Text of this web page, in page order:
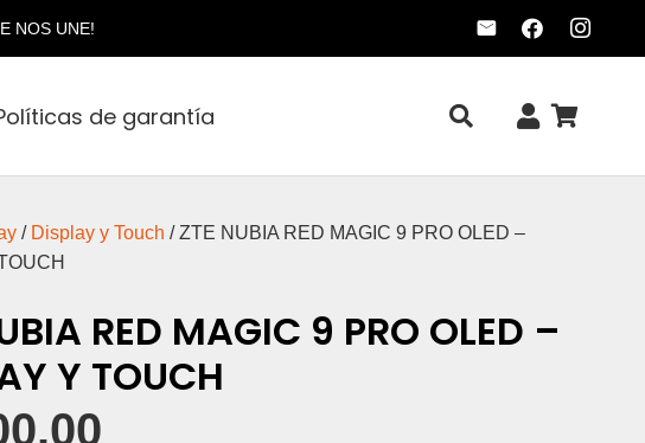
NOS UNE!
de garantía
/ Display y Touch / ZTE NUBIA RED MAGIC 9 PRO OLED –
RED MAGIC 9 PRO OLED –
Y TOUCH